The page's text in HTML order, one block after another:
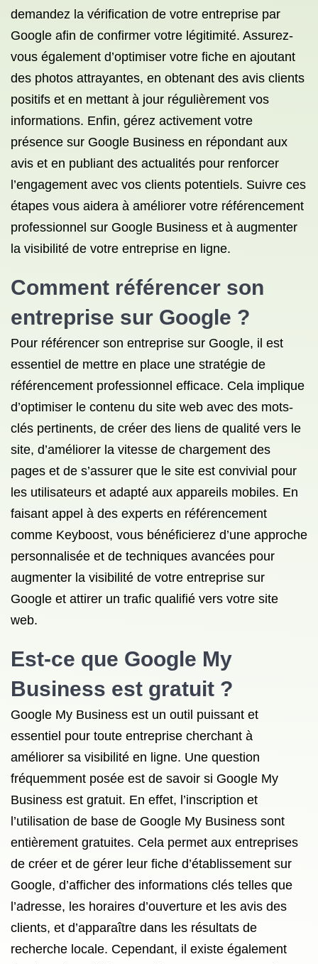
demandez la vérification de votre entreprise par
Google afin de confirmer votre légitimité. Assurez-
vous également d’optimiser votre fiche en ajoutant
des photos attrayantes, en obtenant des avis clients
positifs et en mettant à jour régulièrement vos
informations. Enfin, gérez activement votre
présence sur Google Business en répondant aux
avis et en publiant des actualités pour renforcer
l’engagement avec vos clients potentiels. Suivre ces
étapes vous aidera à améliorer votre référencement
professionnel sur Google Business et à augmenter
la visibilité de votre entreprise en ligne.
Comment référencer son
entreprise sur Google ?
Pour référencer son entreprise sur Google, il est
essentiel de mettre en place une stratégie de
référencement professionnel efficace. Cela implique
d’optimiser le contenu du site web avec des mots-
clés pertinents, de créer des liens de qualité vers le
site, d’améliorer la vitesse de chargement des
pages et de s’assurer que le site est convivial pour
les utilisateurs et adapté aux appareils mobiles. En
faisant appel à des experts en référencement
comme Keyboost, vous bénéficierez d’une approche
personnalisée et de techniques avancées pour
augmenter la visibilité de votre entreprise sur
Google et attirer un trafic qualifié vers votre site
web.
Est-ce que Google My
Business est gratuit ?
Google My Business est un outil puissant et
essentiel pour toute entreprise cherchant à
améliorer sa visibilité en ligne. Une question
fréquemment posée est de savoir si Google My
Business est gratuit. En effet, l’inscription et
l’utilisation de base de Google My Business sont
entièrement gratuites. Cela permet aux entreprises
de créer et de gérer leur fiche d’établissement sur
Google, d’afficher des informations clés telles que
l’adresse, les horaires d’ouverture et les avis des
clients, et d’apparaître dans les résultats de
recherche locale. Cependant, il existe également